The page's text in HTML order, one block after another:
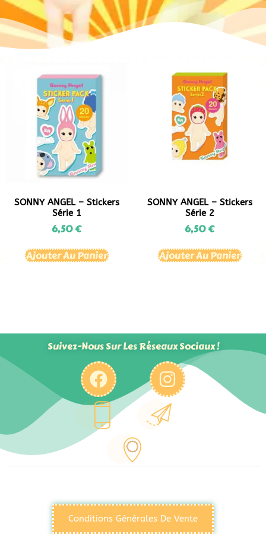
SONNY ANGEL – Stickers
Série 1
6,50€
Ajouter Au Panier
SONNY ANGEL – Stickers
Série 2
6,50€
Ajouter Au Panier
Suivez-Nous Sur Les Réseaux Sociaux !
Conditions Générales De Vente